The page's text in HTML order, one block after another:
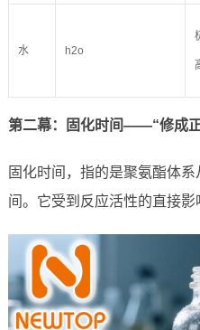
水 h2o
第二幕：固化时间——“修成
固化时间，指的是聚氨酯体
间。它受到反应活性的直接影